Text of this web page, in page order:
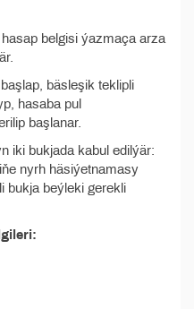
belgisi ýazmaça arza
bäsleşik teklipli
hasaba pul
başlanar.
iki bukjada kabul edilýär:
nyrh häsiýetnamasy
bukja beýleki gerekli